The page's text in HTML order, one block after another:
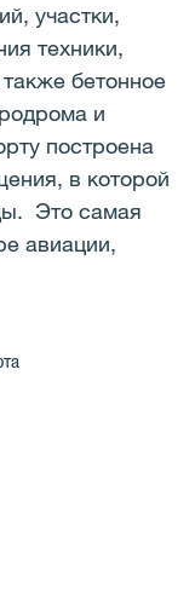
участки,
техники,
бетонное
и
построена
в которой
Это самая
авиации,